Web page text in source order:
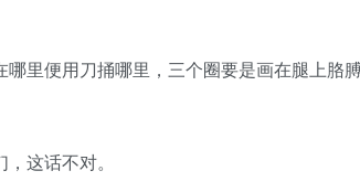
里便用刀捅哪里，三个圈要是画在腿上胳
这话不对。